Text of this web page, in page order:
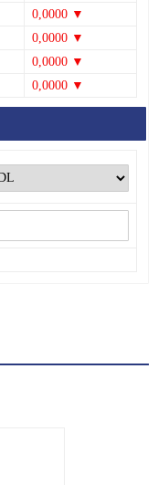
0,0000 ▼
0,0000 ▼
0,0000 ▼
0,0000 ▼